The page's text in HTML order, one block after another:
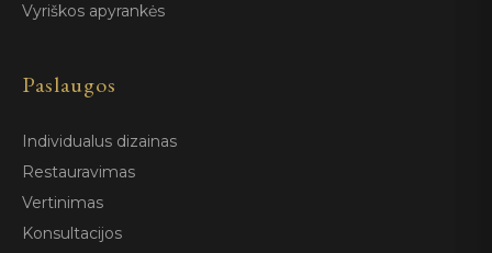
Vyriškos apyrankės
Paslaugos
Individualus dizainas
Restauravimas
Vertinimas
Konsultacijos